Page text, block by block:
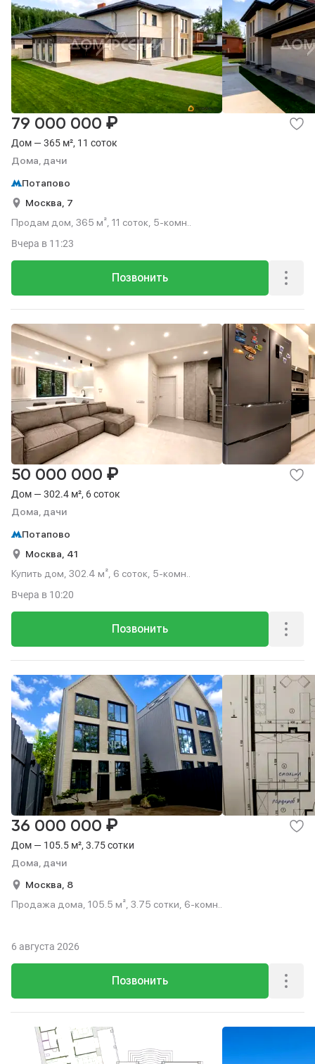
Дом — 365 м², 11 соток
Дома, дачи
79 000 000 ₽
Потапово
Москва, 7
Продам дом, 365 м², 11 соток, 5-комн..
Позвонить
Вчера в 11:23
Дом — 302.4 м², 6 соток
Дома, дачи
50 000 000 ₽
Потапово
Москва, 41
Купить дом, 302.4 м², 6 соток, 5-комн..
Позвонить
Вчера в 10:20
Дом — 105.5 м², 3.75 сотки
Дома, дачи
36 000 000 ₽
Москва, 8
Продажа дома, 105.5 м², 3.75 сотки, 6-комн..
Позвонить
6 августа 2026